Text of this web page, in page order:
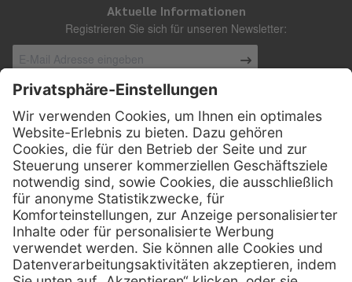
Aktuelle Informationen
Registrieren Sie sich für unseren Newsletter:
Kontakt
Henry Schein Medical Austria GmbH
Schönbrunner Straße 297
A-1120 Wien
01 / 718 19 61 99
Telefax:01 / 718 19 61 23
E-Mail: info @ henryscheinmed.at